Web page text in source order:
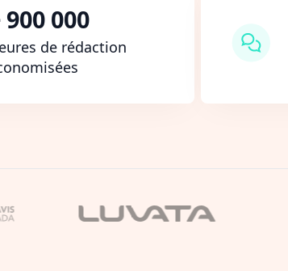
900 000
de rédaction